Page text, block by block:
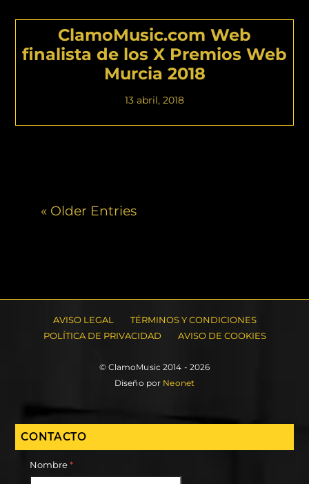
ClamoMusic.com Web
finalista de los X Premios Web
Murcia 2018
13 abril, 2018
« Older Entries
AVISO LEGAL
TÉRMINOS Y CONDICIONES
POLÍTICA DE PRIVACIDAD
AVISO DE COOKIES
© ClamoMusic 2014 - 2026
Diseño por Neonet
CONTACTO
Nombre*